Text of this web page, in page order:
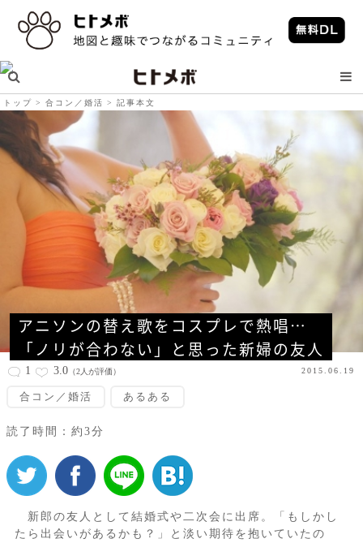
トップ 合コン／婚活 記事本文
アニソンの替え歌をコスプレで熱唱…
「ノリが合わない」と思った新婦の友人
1 3.0 （2人が評価） 2015.06.19
合コン／婚活 あるある
読了時間：約3分
新郎の友人として結婚式や二次会に出席。「もしかし
たら出会いがあるかも？」と淡い期待を抱いていたの